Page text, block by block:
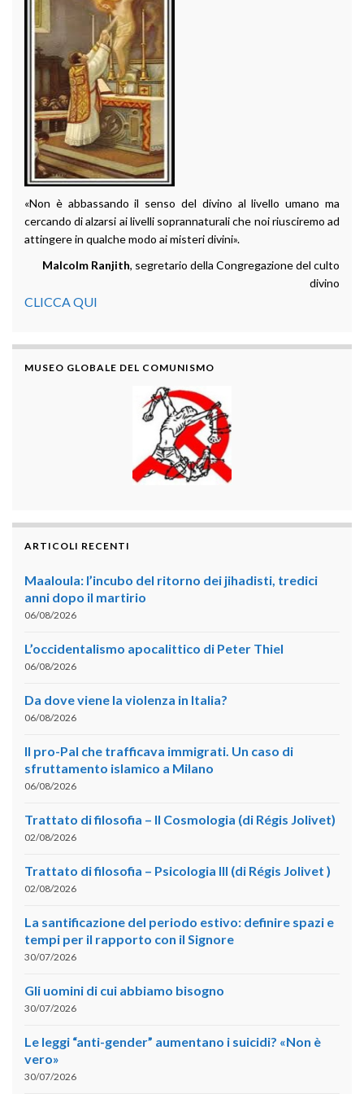
«Non è abbassando il senso del divino al livello umano ma
cercando di alzarsi ai livelli soprannaturali che noi riusciremo ad
attingere in qualche modo ai misteri divini».
Malcolm Ranjith, segretario della Congregazione del culto
divino
CLICCA QUI
MUSEO GLOBALE DEL COMUNISMO
ARTICOLI RECENTI
Maaloula: l’incubo del ritorno dei jihadisti, tredici
anni dopo il martirio
06/08/2026
L’occidentalismo apocalittico di Peter Thiel
06/08/2026
Da dove viene la violenza in Italia?
06/08/2026
Il pro-Pal che trafficava immigrati. Un caso di
sfruttamento islamico a Milano
06/08/2026
Trattato di filosofia – II Cosmologia (di Régis Jolivet)
02/08/2026
Trattato di filosofia – Psicologia III (di Régis Jolivet )
02/08/2026
La santificazione del periodo estivo: definire spazi e
tempi per il rapporto con il Signore
30/07/2026
Gli uomini di cui abbiamo bisogno
30/07/2026
Le leggi “anti-gender” aumentano i suicidi? «Non è
vero»
30/07/2026